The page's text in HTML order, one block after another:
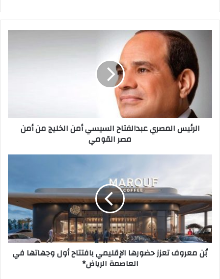
المصري
عبدالفتاح
السيسي
الخليج
مصر
القوميالرئيس المصري عبدالفتاح السيسي أمن الخليج من أمن
مصر القومي
حضورها
الإقليمي
بافتتاح
وجهاتها
في
العاصمة
بُن معروف تعزز حضورها الإقليمي بافتتاح أول وجهاتها في
العاصمة الرياض*